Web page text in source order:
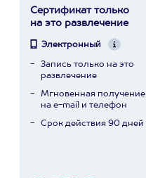
Сертификат только
на это развлечение
Электронный
Запись только на это
развлечение
Мгновенная получение
на e-mail и телефон
Срок действия 90 дней